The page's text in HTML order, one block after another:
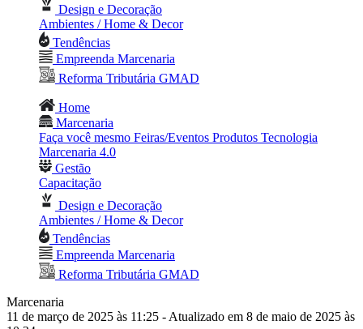
Design e Decoração
Ambientes / Home & Decor
Tendências
Empreenda Marcenaria
Reforma Tributária GMAD
Home
Marcenaria
Faça você mesmo Feiras/Eventos Produtos Tecnologia
Marcenaria 4.0
Gestão
Capacitação
Design e Decoração
Ambientes / Home & Decor
Tendências
Empreenda Marcenaria
Reforma Tributária GMAD
Marcenaria
11 de março de 2025 às 11:25 - Atualizado em 8 de maio de 2025 às